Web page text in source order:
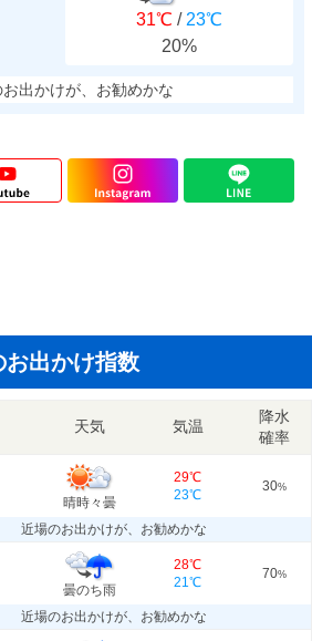
31℃ / 23℃
20%
出かけが、お勧めかな
出かけ指数
天気 気温
降水
確率
晴時々曇
29℃
23℃
30%
近場のお出かけが、お勧めかな
曇のち雨
28℃
21℃
70%
近場のお出かけが、お勧めかな